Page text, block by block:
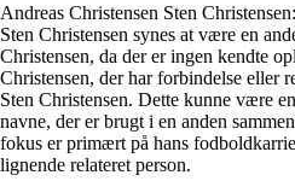
Andreas Christensen Sten Christensen:
Sten Christensen synes at være en
Christensen, da der er ingen kendte
Christensen, der har forbindelse eller
Sten Christensen. Dette kunne være
navne, der er brugt i en anden
fokus er primært på hans
lignende relateret person.